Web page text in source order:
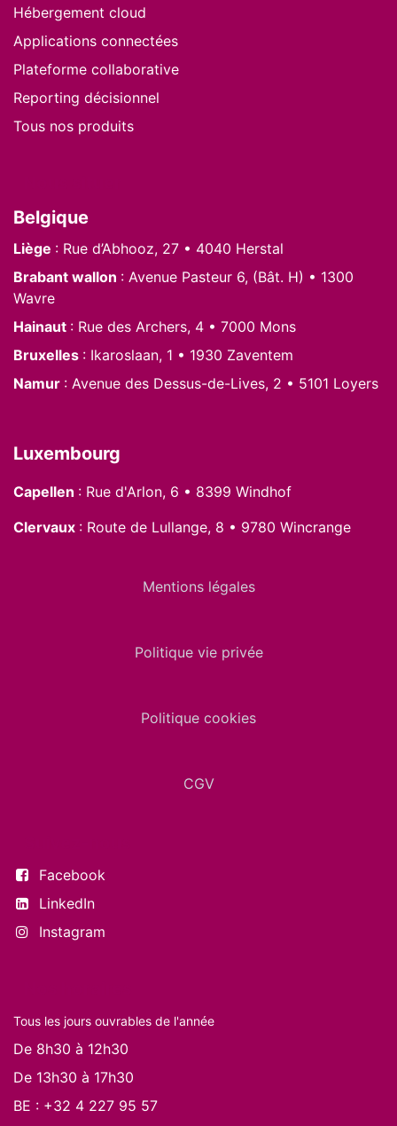
Hébergement cloud
Applications connectées
Plateforme collaborative
Reporting décisionnel
Tous nos produits
Belgique
Liège : Rue d’Abhooz, 27 • 4040 Herstal
Brabant wallon : Avenue Pasteur 6, (Bât. H) • 1300
Wavre
Hainaut : Rue des Archers, 4 • 7000 Mons
Bruxelles : Ikaroslaan, 1 • 1930 Zaventem
Namur : Avenue des Dessus-de-Lives, 2 • 5101 Loyers
Luxembourg
Capellen : Rue d'Arlon, 6 • 8399 Windhof
Clervaux : Route de Lullange, 8 • 9780 Wincrange
Mentions légales
Politique vie privée
Politique cookies
CGV
Facebook
LinkedIn
Instagram
Tous les jours ouvrables de l'année
De 8h30 à 12h30
De 13h30 à 17h30
BE : +32 4 227 95 57